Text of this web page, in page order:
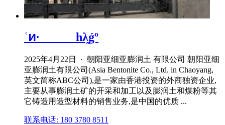
ʿͷ·______һλ̰ǵº
2025年4月22日 · 朝阳亚细亚膨润土 有限公司 朝阳亚细
亚膨润土有限公司(Asia Bentonite Co., Ltd. in Chaoyang,
英文简称ABC公司),是一家由香港投资的外商独资企业,
主要从事膨润土矿的开采和加工以及膨润土和煤粉等其
它铸造用造型材料的销售业务,是中国的优质 ...
联系电话: 180 3780 8511